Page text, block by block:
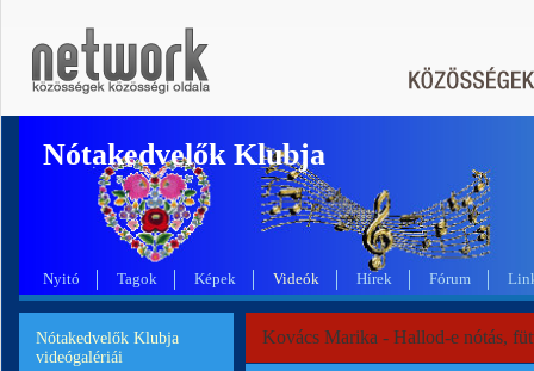
Nótakedvelők Klubja
Nyitó Tagok Képek Videók Hírek Fórum
Nótakedvelők Klubja
videógalériái
Kovács Marika - Hallod-e nótás,